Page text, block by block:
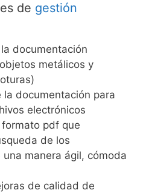
de gestión
documentación
metálicos y
la documentación para
electrónicos
pdf que
de los
manera ágil, cómoda
de calidad de